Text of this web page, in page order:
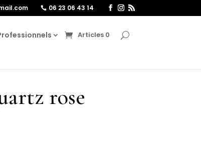
06 23 06 43 14
Articles 0
rose